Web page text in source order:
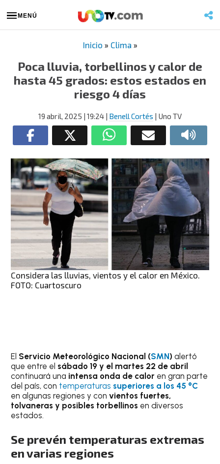
MENÚ
Inicio » Clima »
Poca lluvia, torbellinos y calor de
hasta 45 grados: estos estados en
riesgo 4 días
19 abril, 2025 | 19:24 | Benell Cortés | Uno TV
Considera las lluvias, vientos y el calor en México.
FOTO: Cuartoscuro
El Servicio Meteorológico Nacional (SMN) alertó
que entre el sábado 19 y el martes 22 de abril
continuará una intensa onda de calor en gran parte
del país, con temperaturas superiores a los 45 °C
en algunas regiones y convientos fuertes,
tolvaneras y posibles torbellinos en diversos
estados.
Se prevén temperaturas extremas
en varias regiones